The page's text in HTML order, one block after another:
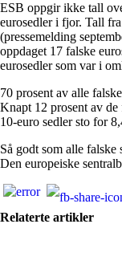
ESB oppgir ikke tall
eurosedler i fjor. Tall
(pressemelding
oppdaget 17 falske
eurosedler som var i
70 prosent av alle
Knapt 12 prosent av de
10-euro sedler sto for
Så godt som alle
Den europeiske
Relaterte artikler